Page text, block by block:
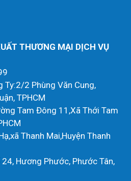
THƯƠNG MẠI DỊCH VỤ
Ty:2/2 Phùng Văn Cung,
TPHCM
Tam Đông 11,Xã Thới Tam
Thanh Mai,Huyện Thanh
Hương Phước, Phước Tân,